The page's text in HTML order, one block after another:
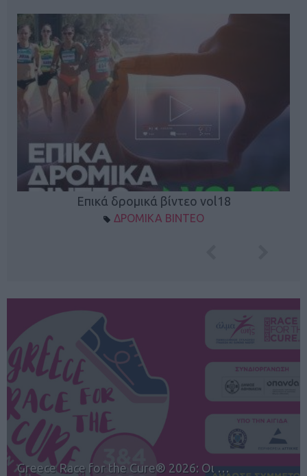
Επικά δρομικά βίντεο vol18
ΔΡΟΜΙΚΑ ΒΙΝΤΕΟ
12ος TUI Rhodes Marathon: Άνοιγμα ε…